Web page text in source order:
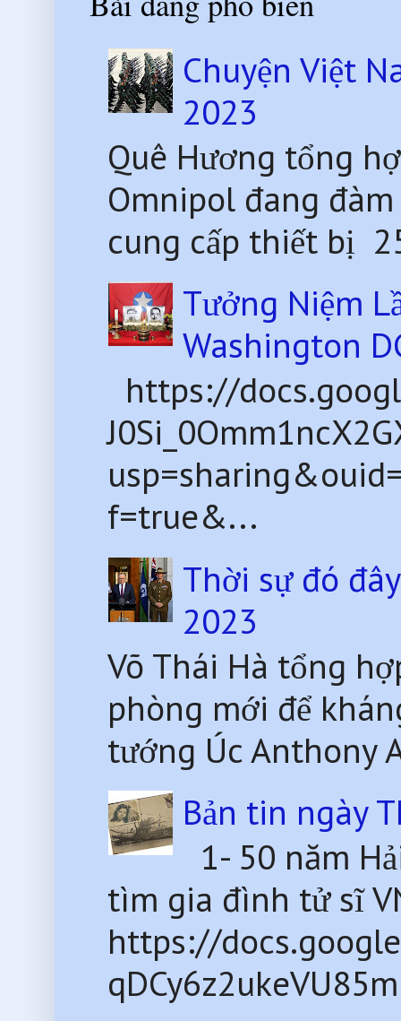
Chuyện Việt
2023
Quê Hương tổng
Omnipol đang
cung cấp thiết bị
Tưởng Niệm
Washington
https://
f=true&...
Thời sự đó
2023
Võ Thái Hà tổng
phòng mới để
tướng Úc Anthony
Bản tin ngày
1- 50 năm
tìm gia đình tử sĩ
https://